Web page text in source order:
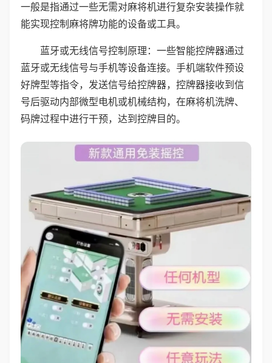
一般是指通过一些无需对麻将机进行复杂安装操作就
能实现控制麻将牌功能的设备或工具。
蓝牙或无线信号控制原理：一些智能控牌器通过
蓝牙或无线信号与手机等设备连接。手机端软件预设
好牌型等指令，发送信号给控牌器，控牌器接收到信
号后驱动内部微型电机或机械结构，在麻将机洗牌、
码牌过程中进行干预，达到控牌目的。